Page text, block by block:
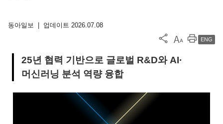
동아일보 업데이트 2026.07.08
ENG
25년 협력 기반으로 글로벌 R&D와 AI·
머신러닝 분석 역량 융합